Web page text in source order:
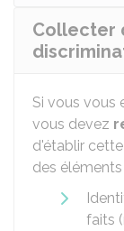
Collecter
Si vous vous
vous devez
d'établir
des
faits